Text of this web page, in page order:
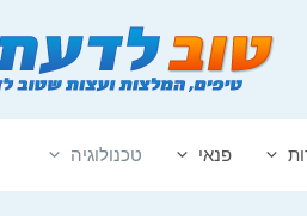
פנאי טכנולוגיה